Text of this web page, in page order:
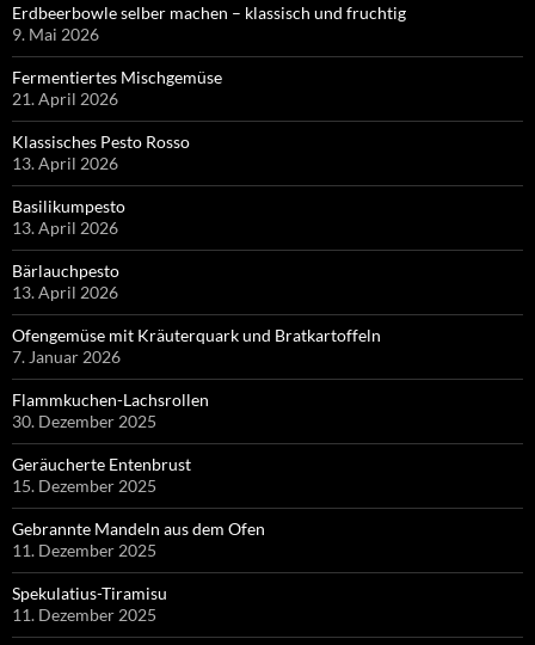
Erdbeerbowle selber machen – klassisch und fruchtig
9. Mai 2026
Fermentiertes Mischgemüse
21. April 2026
Klassisches Pesto Rosso
13. April 2026
Basilikumpesto
13. April 2026
Bärlauchpesto
13. April 2026
Ofengemüse mit Kräuterquark und Bratkartoffeln
7. Januar 2026
Flammkuchen-Lachsrollen
30. Dezember 2025
Geräucherte Entenbrust
15. Dezember 2025
Gebrannte Mandeln aus dem Ofen
11. Dezember 2025
Spekulatius-Tiramisu
11. Dezember 2025